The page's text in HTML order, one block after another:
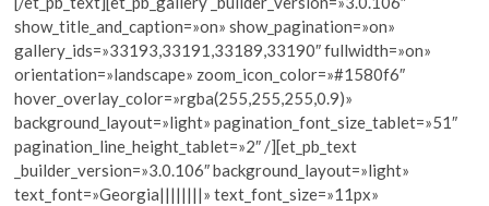
show_title_and_caption=»on» show_pagination=»on»
gallery_ids=»33193,33191,33189,33190″ fullwidth=»on»
orientation=»landscape» zoom_icon_color=»#1580f6″
hover_overlay_color=»rgba(255,255,255,0.9)»
background_layout=»light» pagination_font_size_tablet=»51″
pagination_line_height_tablet=»2″ /][et_pb_text
_builder_version=»3.0.106″ background_layout=»light»
text_font=»Georgia||||||||» text_font_size=»11px»